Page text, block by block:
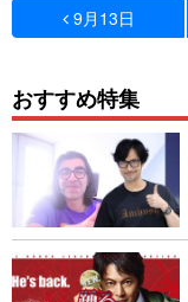
9月13日
おすすめ特集